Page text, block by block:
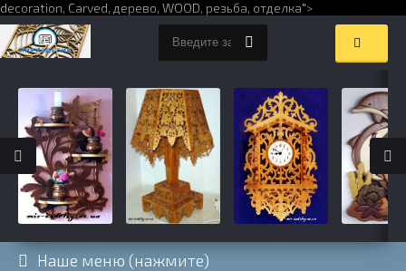
decoration, Carved, дерево, WOOD, резьба, отделка">
Наше меню (нажмите)